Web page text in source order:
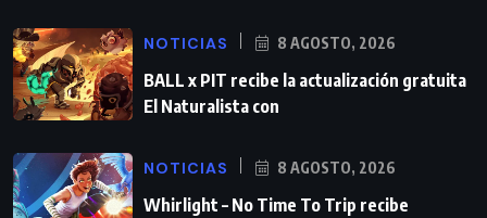
NOTICIAS 8 AGOSTO, 2026
BALL x PIT recibe la actualización gratuita
El Naturalista con
NOTICIAS 8 AGOSTO, 2026
Whirlight – No Time To Trip recibe